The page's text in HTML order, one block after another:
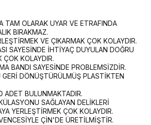
TAM OLARAK UYAR VE ETRAFINDA
BIRAKMAZ.
VE ÇIKARMAK ÇOK KOLAYDIR.
SAYESİNDE İHTİYAÇ DUYULAN DOĞRU
ÇOK KOLAYDIR.
BANDI SAYESİNDE PROBLEMSİZDİR.
DÖNÜŞTÜRÜLMÜŞ PLASTİKTEN
ADET BULUNMAKTADIR.
SAĞLAYAN DELİKLERİ
YERLEŞTİRMEK ÇOK KOLAYDIR.
ÇİN'DE ÜRETİLMİŞTİR.